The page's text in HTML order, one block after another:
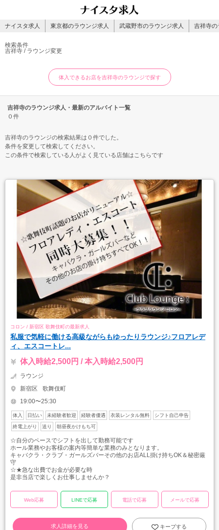
ナイスタ求人 東京都のラウンジ求人 武蔵野市のラウンジ求人 吉祥寺の
検索条件
吉祥寺 / ラウンジ変更
体入できるお店を吉祥寺のラウンジで探す
吉祥寺のラウンジ求人・最新のアルバイト一覧
０件
吉祥寺のラウンジの検索結果は０件でした。
条件を変更して検索してください。
この条件で検索している人がよく見ている店舗はこちらです
コロン / 新宿区 歌舞伎町の最新求人
私服で気軽に働ける高級ながらもゆったりラウンジ♪フロアレデ
ィ、エスコートレ...
体入時給2,500円 / 本入時給2,500円
ラウンジ
新宿区
歌舞伎町
19:00〜25:30
体入 日払い 未経験者歓迎 経験者優遇 衣装レンタル無料 シフト自己申告
終電上がり 送り 朝昼夜かけもち可
☆自分のペースでシフトを出して勤務可能です
ホール業務やお客様の案内等簡単な業務のみとなります。
キャバクラ・クラブ・ガールズバーその他のお店ALL掛け持ちOK＆秘密厳
守
☆★急な出費でお金が必要な時
是非当店で楽しくお仕事しませんか？
Web応募 LINEで応募 電話で応募 メールで応募
求人詳細を見る キープする